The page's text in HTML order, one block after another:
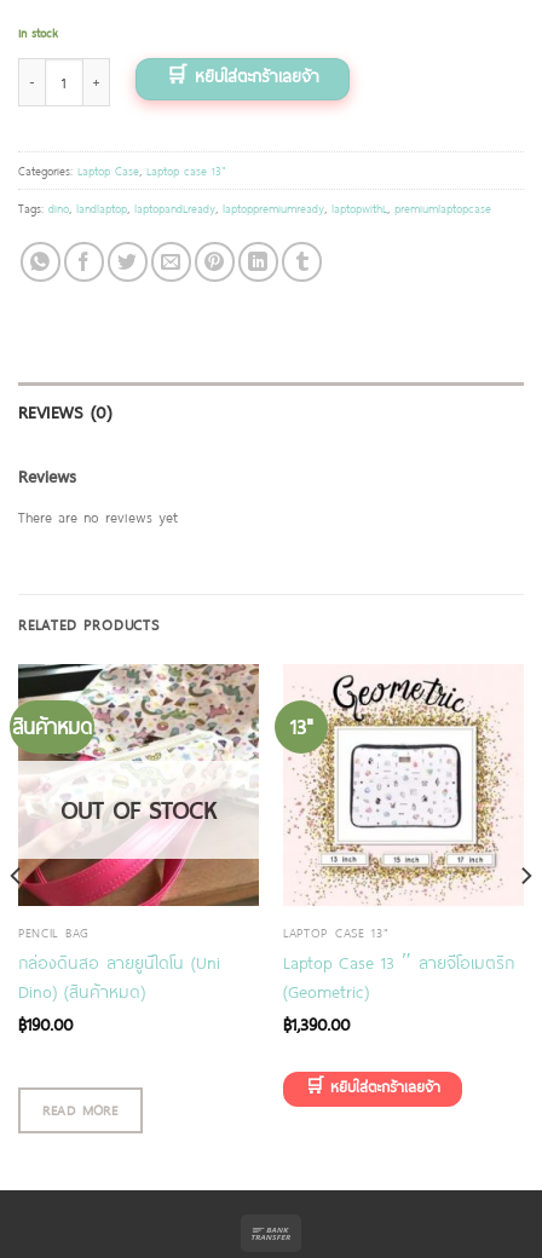
In stock
Laptop Case 13 ″ลายยูนิไดโน (สายชมพู) quantity
Categories: Laptop Case, Laptop case 13"
Tags: dino, landlaptop, laptopandLready, laptoppremiumready, laptopwithL, premiumlaptopcase
REVIEWS (0)
Reviews
There are no reviews yet
RELATED PRODUCTS
สินค้าหมด
OUT OF STOCK
PENCIL BAG
กล่องดินสอ ลายยูนิไดโน (Uni
Dino) (สินค้าหมด)
฿190.00
READ MORE
13"
LAPTOP CASE 13"
Laptop Case 13 ″ ลายจีโอเมตริก
(Geometric)
฿1,390.00